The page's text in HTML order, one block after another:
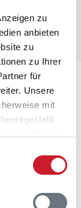
zu
anbieten
zu
zu Ihrer
für
Unsere
mit